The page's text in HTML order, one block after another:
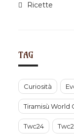
Ricette
TAG
Curiosità
Tiramisù World
Twc24